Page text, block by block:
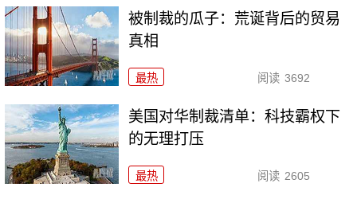
被制裁的瓜子：荒诞背后的贸易
真相
最热 阅读 3692
美国对华制裁清单：科技霸权下
的无理打压
最热 阅读 2605